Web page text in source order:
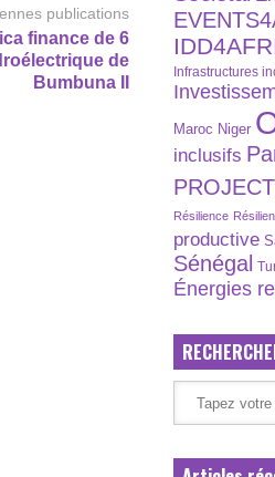
publications
finance de 6
de
Bumbuna II
Infrastructures
Maroc Niger
inclusifs
Résilience
productive
Sénégal
Énergies